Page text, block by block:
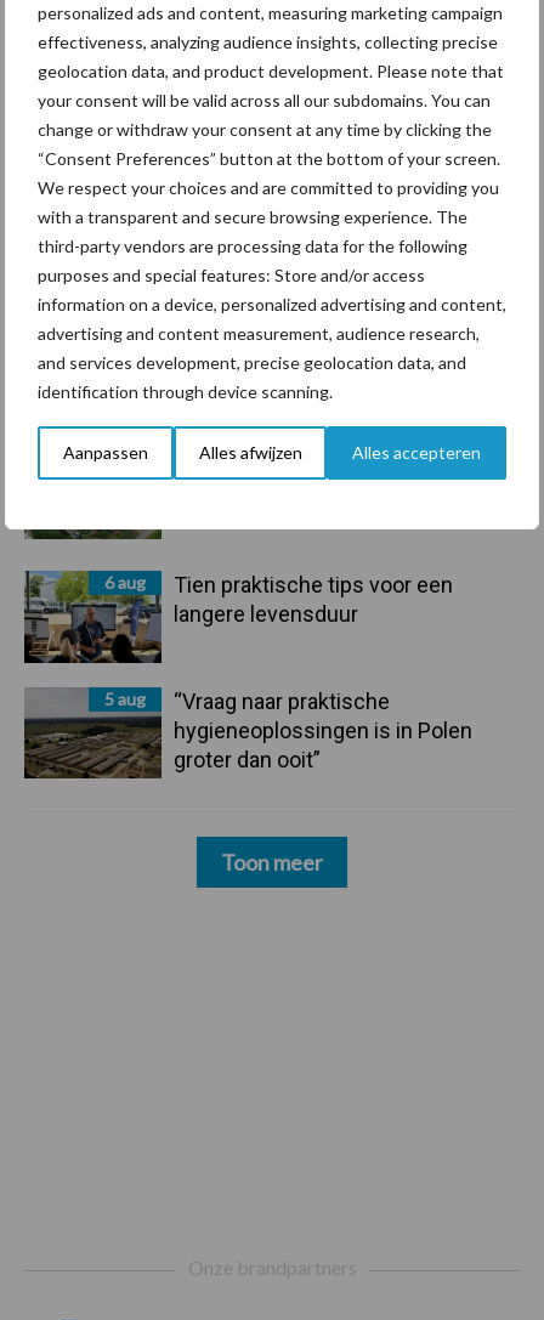
personalized ads and content, measuring marketing campaign
effectiveness, analyzing audience insights, collecting precise
geolocation data, and product development. Please note that
your consent will be valid across all our subdomains. You can
change or withdraw your consent at any time by clicking the
“Consent Preferences” button at the bottom of your screen.
We respect your choices and are committed to providing you
with a transparent and secure browsing experience. The
third-party vendors are processing data for the following
purposes and special features: Store and/or access
information on a device, personalized advertising and content,
advertising and content measurement, audience research,
and services development, precise geolocation data, and
identification through device scanning.
Aanpassen Alles afwijzen Alles accepteren
Primaire
Sidebar
Recent nieuws Partner nieuws
7 aug
Grondstoffenmarkt blijft grillig:
droogte en geopolitiek houden
handel in de greep
7 aug
De speenhuid: een vaak
onderschatte risicofactor voor
mastitis
6 aug
ForFarmers ziet volume en
6 aug
Tien praktische tips voor een
langere levensduur
5 aug
“Vraag naar praktische
hygieneoplossingen is in Polen
groter dan ooit”
Toon meer
Toon meer
Onze brandpartners